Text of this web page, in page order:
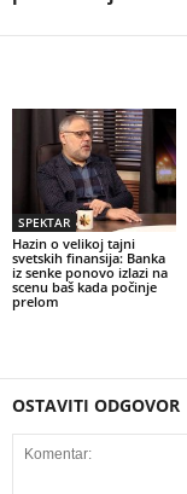
SPEKTAR
Hazin o velikoj tajni
svetskih finansija: Banka
iz senke ponovo izlazi na
scenu baš kada počinje
prelom
OSTAVITI ODGOVOR